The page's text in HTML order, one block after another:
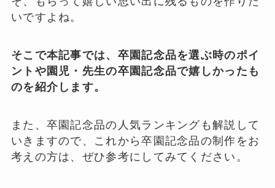
いですよね。
そこで本記事では、卒園記念品を選ぶ時のポイ
ントや園児・先生の卒園記念品で嬉しかったも
のを紹介します。
また、卒園記念品の人気ランキングも解説して
いきますので、これから卒園記念品の制作をお
考えの方は、ぜひ参考にしてみてください。